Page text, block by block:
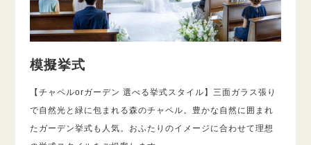
模擬挙式
【チャペルorガーデン 選べる挙式スタイル】三面ガラス張り
で自然光と緑に包まれる森のチャペル。豊かな自然に囲まれ
たガーデン挙式も人気。おふたりのイメージに合わせて理想